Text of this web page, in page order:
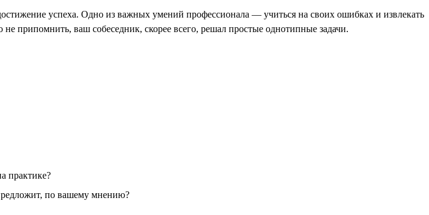
успеха. Одно из важных умений профессионала — учиться на своих ошибках и извлекать
припомнить, ваш собеседник, скорее всего, решал простые однотипные задачи.
практике?
по вашему мнению?